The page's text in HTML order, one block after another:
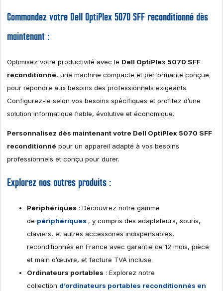
Commandez votre Dell OptiPlex 5070 SFF reconditionné dès
maintenant :
Optimisez votre productivité avec le Dell OptiPlex 5070 SFF
reconditionné, une machine compacte et performante conçue
pour répondre aux besoins des professionnels exigeants.
Configurez-le selon vos besoins spécifiques et profitez d’une
solution informatique fiable, évolutive et économique.
Personnalisez dès maintenant votre Dell OptiPlex 5070 SFF
reconditionné pour un appareil adapté à vos besoins
professionnels et conçu pour durer.
Explorez nos autres produits :
Périphériques : Découvrez notre gamme
de périphériques , y compris des adaptateurs, souris,
claviers, et autres accessoires indispensables,
reconditionnés en France avec garantie de 12 mois, pièce
et main d’œuvre, et facture TVA incluse.
Ordinateurs portables : Explorez notre
collection d’ordinateurs portables reconditionnés en